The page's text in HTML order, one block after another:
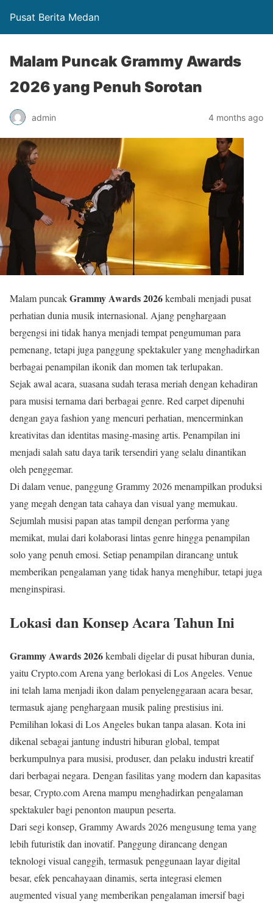
Pusat Berita Medan
Malam Puncak Grammy Awards
2026 yang Penuh Sorotan
admin 4 months ago
Malam puncakGrammy Awards 2026kembali menjadi pusat
perhatian dunia musik internasional. Ajang penghargaan
bergengsi ini tidak hanya menjadi tempat pengumuman para
pemenang, tetapi juga panggung spektakuler yang menghadirkan
berbagai penampilan ikonik dan momen tak terlupakan.
Sejak awal acara, suasana sudah terasa meriah dengan kehadiran
para musisi ternama dari berbagai genre. Red carpet dipenuhi
dengan gaya fashion yang mencuri perhatian, mencerminkan
kreativitas dan identitas masing-masing artis. Penampilan ini
menjadi salah satu daya tarik tersendiri yang selalu dinantikan
oleh penggemar.
Di dalam venue, panggung Grammy 2026 menampilkan produksi
yang megah dengan tata cahaya dan visual yang memukau.
Sejumlah musisi papan atas tampil dengan performa yang
memikat, mulai dari kolaborasi lintas genre hingga penampilan
solo yang penuh emosi. Setiap penampilan dirancang untuk
memberikan pengalaman yang tidak hanya menghibur, tetapi juga
menginspirasi.
Lokasi dan Konsep Acara Tahun Ini
Grammy Awards 2026kembali digelar di pusat hiburan dunia,
yaitu Crypto.com Arena yang berlokasi di Los Angeles. Venue
ini telah lama menjadi ikon dalam penyelenggaraan acara besar,
termasuk ajang penghargaan musik paling prestisius ini.
Pemilihan lokasi di Los Angeles bukan tanpa alasan. Kota ini
dikenal sebagai jantung industri hiburan global, tempat
berkumpulnya para musisi, produser, dan pelaku industri kreatif
dari berbagai negara. Dengan fasilitas yang modern dan kapasitas
besar, Crypto.com Arena mampu menghadirkan pengalaman
spektakuler bagi penonton maupun peserta.
Dari segi konsep, Grammy Awards 2026 mengusung tema yang
lebih futuristik dan inovatif. Panggung dirancang dengan
teknologi visual canggih, termasuk penggunaan layar digital
besar, efek pencahayaan dinamis, serta integrasi elemen
augmented visual yang memberikan pengalaman imersif bagi